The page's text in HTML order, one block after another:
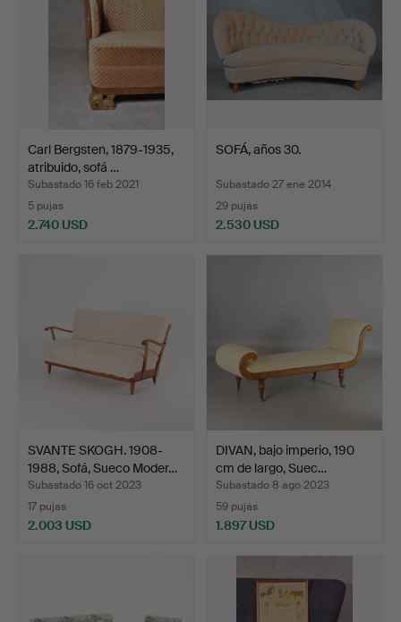
Carl Bergsten, 1879-1935,
atribuido, sofá …
Subastado 16 feb 2021
5 pujas
2.740 USD
SOFÁ, años 30.
Subastado 27 ene 2014
29 pujas
2.530 USD
SVANTE SKOGH. 1908-
1988, Sofá, Sueco Moder…
Subastado 16 oct 2023
17 pujas
2.003 USD
DIVAN, bajo imperio, 190
cm de largo, Suec…
Subastado 8 ago 2023
59 pujas
1.897 USD